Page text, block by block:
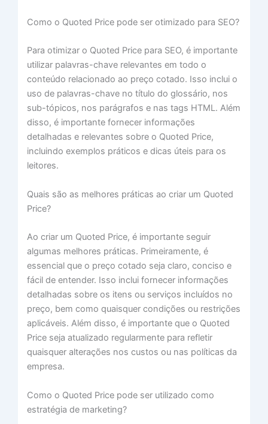
Como o Quoted Price pode ser otimizado para SEO?
Para otimizar o Quoted Price para SEO, é importante
utilizar palavras-chave relevantes em todo o
conteúdo relacionado ao preço cotado. Isso inclui o
uso de palavras-chave no título do glossário, nos
sub-tópicos, nos parágrafos e nas tags HTML. Além
disso, é importante fornecer informações
detalhadas e relevantes sobre o Quoted Price,
incluindo exemplos práticos e dicas úteis para os
leitores.
Quais são as melhores práticas ao criar um Quoted
Price?
Ao criar um Quoted Price, é importante seguir
algumas melhores práticas. Primeiramente, é
essencial que o preço cotado seja claro, conciso e
fácil de entender. Isso inclui fornecer informações
detalhadas sobre os itens ou serviços incluídos no
preço, bem como quaisquer condições ou restrições
aplicáveis. Além disso, é importante que o Quoted
Price seja atualizado regularmente para refletir
quaisquer alterações nos custos ou nas políticas da
empresa.
Como o Quoted Price pode ser utilizado como
estratégia de marketing?